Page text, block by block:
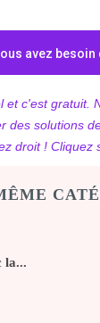
avez besoin
et c'est gratuit.
des solutions
droit ! Cliquez
la...